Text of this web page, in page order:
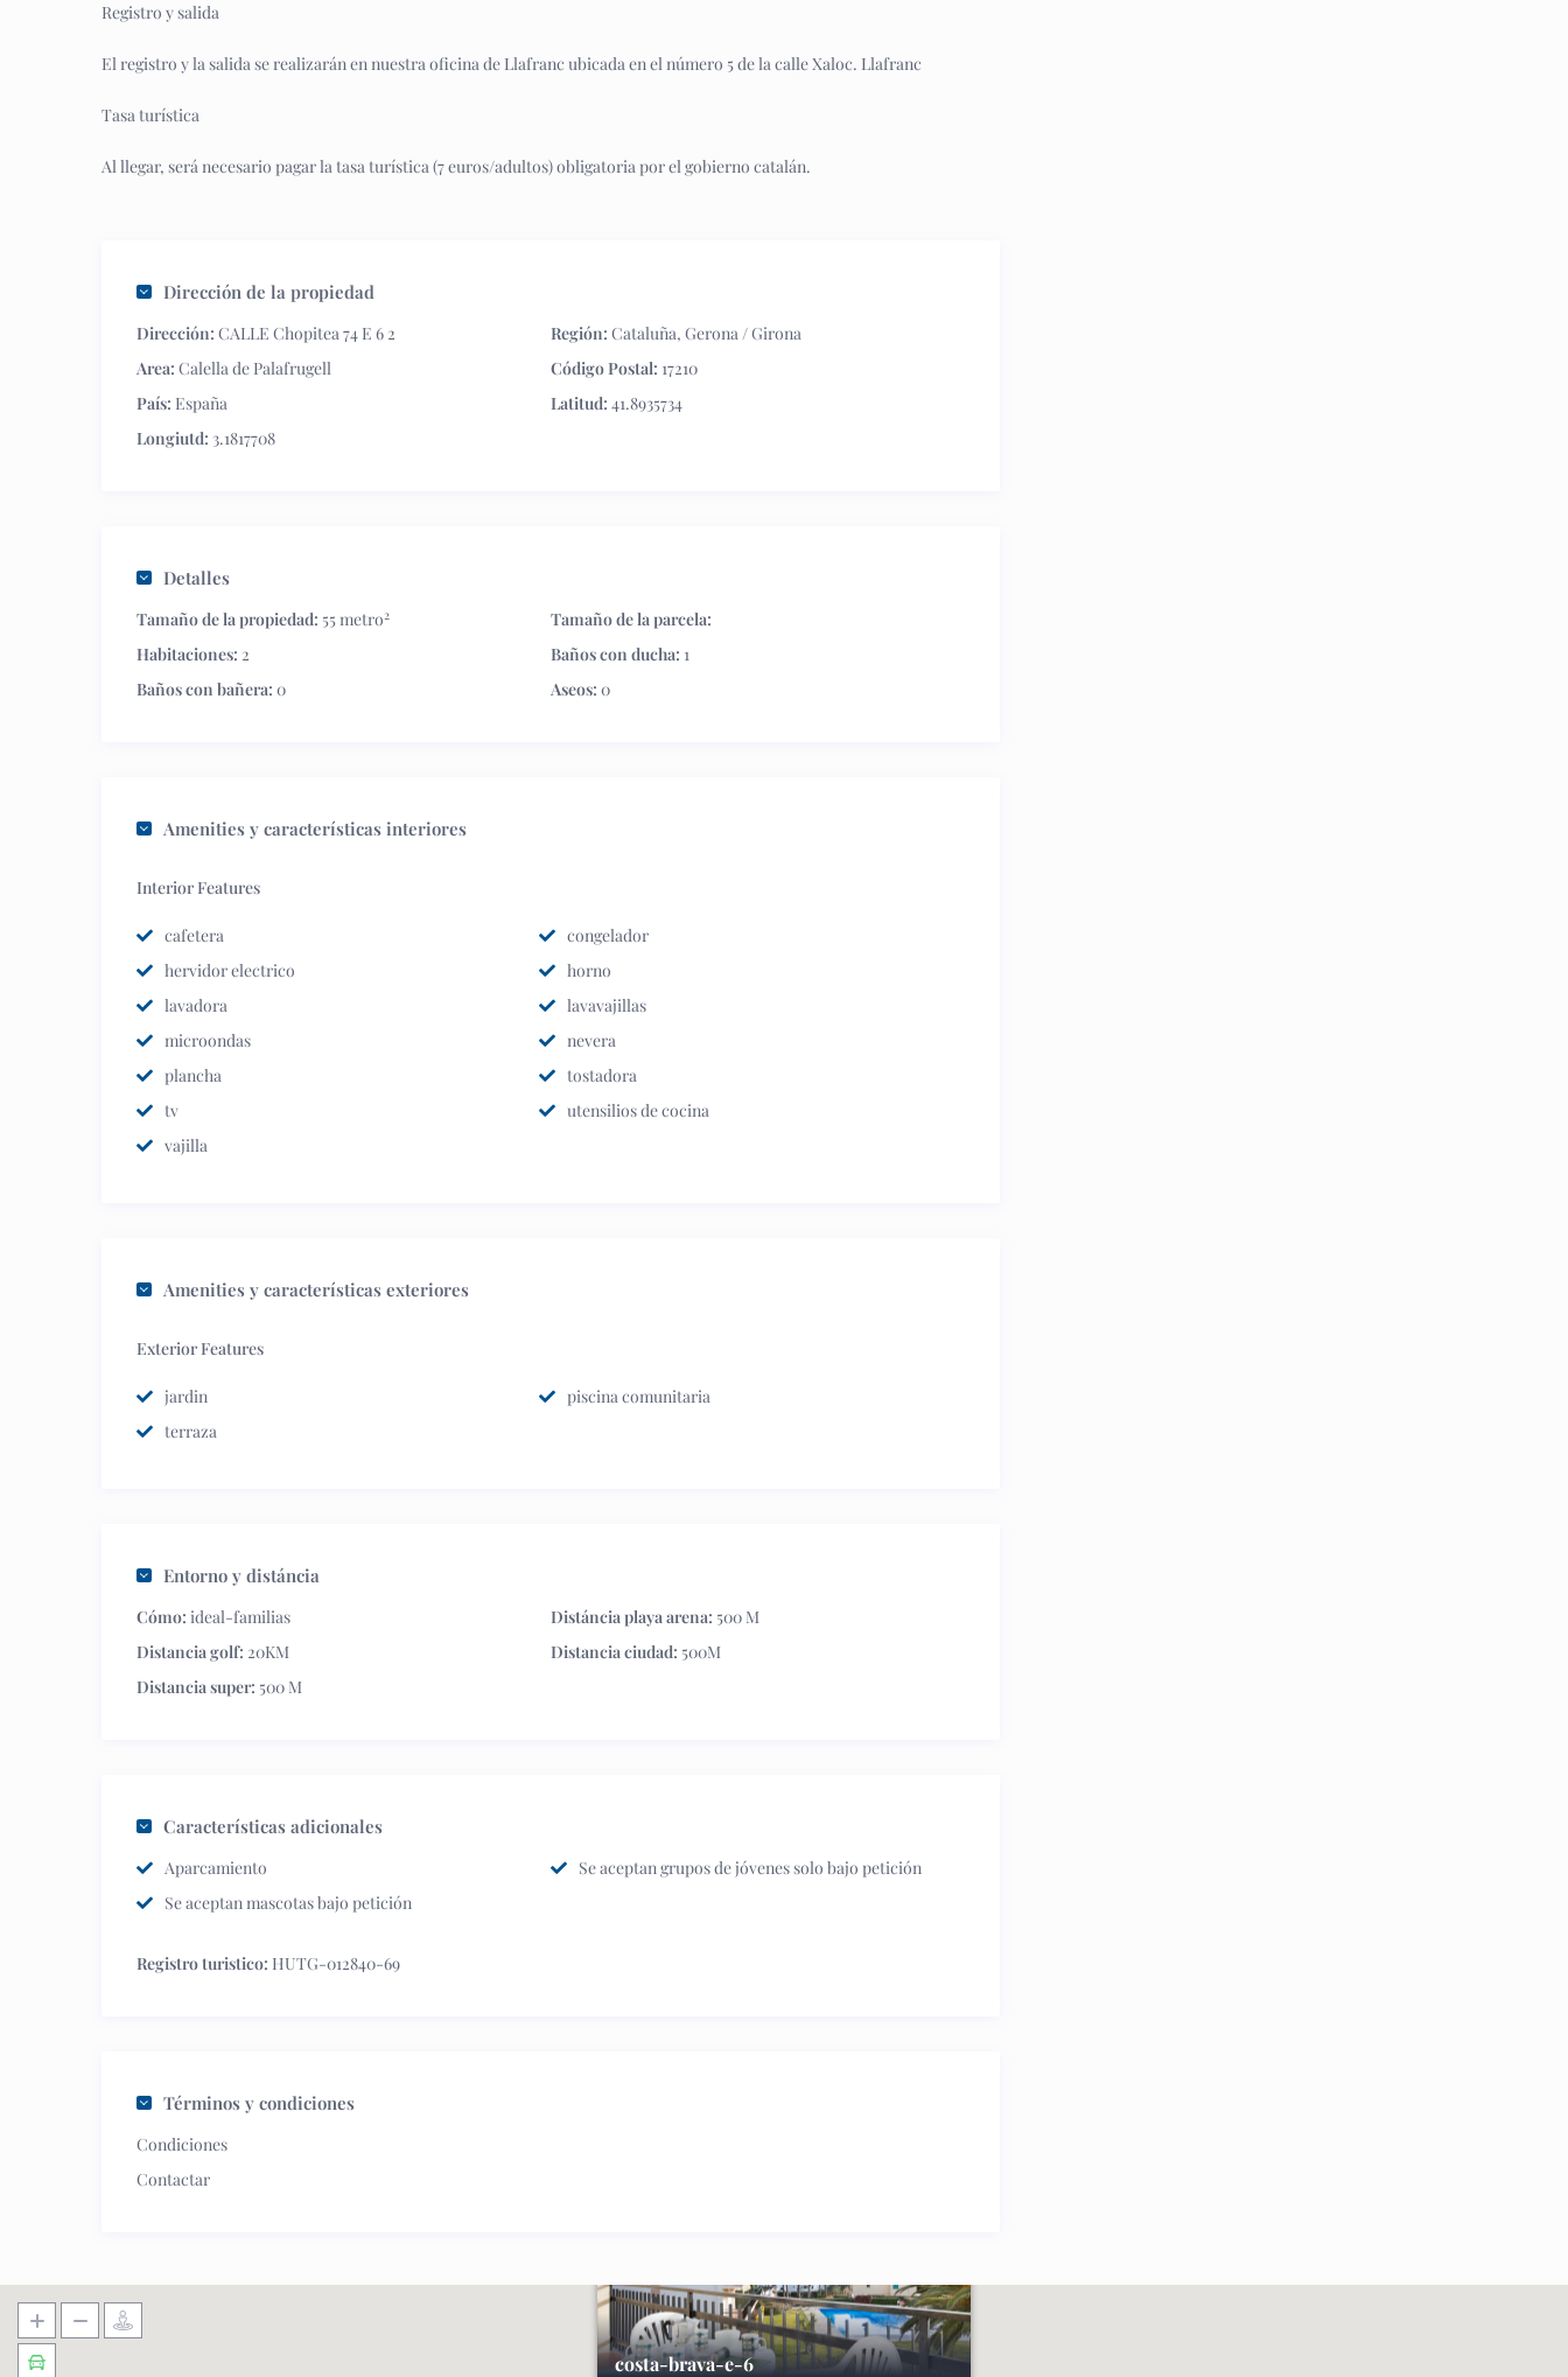
Registro y salida
El registro y la salida se realizarán en nuestra oficina de Llafranc ubicada en el número 5 de la calle Xaloc. Llafranc
Tasa turística
Al llegar, será necesario pagar la tasa turística (7 euros/adultos) obligatoria por el gobierno catalán.
Dirección de la propiedad
Dirección: CALLE Chopitea 74 E 6 2 Región: Cataluña, Gerona / Girona
Area: Calella de Palafrugell Código Postal: 17210
País: España Latitud: 41.8935734
Longiutd: 3.1817708
Detalles
Tamaño de la propiedad: 55 metro2
Tamaño de la parcela:
Habitaciones: 2 Baños con ducha: 1
Baños con bañera: 0 Aseos: 0
Amenities y características interiores
Interior Features
cafetera
congelador
hervidor electrico
horno
lavadora
lavavajillas
microondas
nevera
plancha
tostadora
tv
utensilios de cocina
vajilla
Amenities y características exteriores
Exterior Features
jardin
piscina comunitaria
terraza
Entorno y distáncia
Cómo: ideal-familias Distáncia playa arena: 500 M
Distancia golf: 20KM Distancia ciudad: 500M
Distancia super: 500 M
Características adicionales
Aparcamiento
Se aceptan grupos de jóvenes solo bajo petición
Se aceptan mascotas bajo petición
Registro turistico: HUTG-012840-69
Términos y condiciones
Condiciones
Contactar
costa-brava-e-6